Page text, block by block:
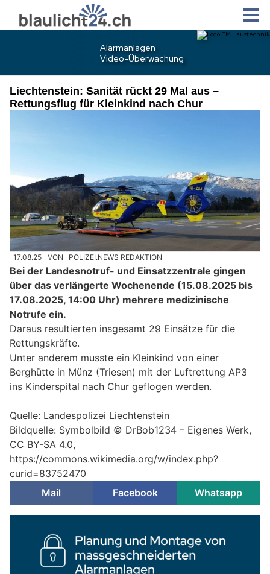
Liechtenstein: Sanität rückt 29 Mal aus –
Rettungsflug für Kleinkind nach Chur
17.08.25 VON POLIZEI.NEWS REDAKTION
Bei der Landesnotruf- und Einsatzzentrale gingen
über das verlängerte Wochenende (15.08.2025 bis
17.08.2025, 14:00 Uhr) mehrere medizinische
Notrufe ein.
Daraus resultierten insgesamt 29 Einsätze für die
Rettungskräfte.
Unter anderem musste ein Kleinkind von einer
Berghütte in Münz (Triesen) mit der Luftrettung AP3
ins Kinderspital nach Chur geflogen werden.
Quelle: Landespolizei Liechtenstein
Bildquelle: Symbolbild © DrBob1234 – Eigenes Werk,
CC BY-SA 4.0,
https://commons.wikimedia.org/w/index.php?
curid=83752470
Mail
Facebook Whatsapp